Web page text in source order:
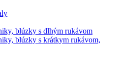
blúzky s dlhým rukávom
blúzky s krátkym rukávom,